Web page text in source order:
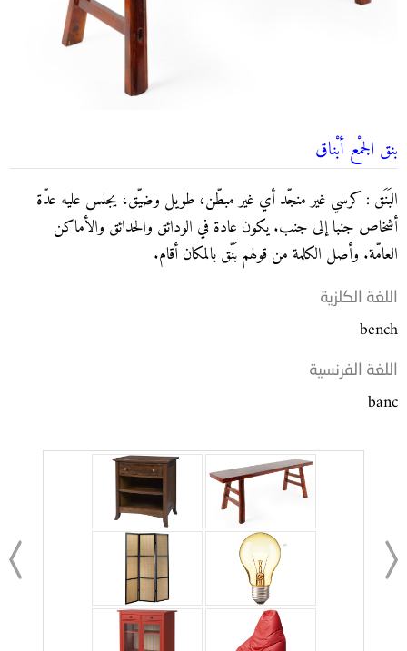
بنق الجمْع أبْناق
البَنَق : كرسي غير منجّد أي غير مبطّن، طويل وضيّق، يجلس عليه عدّة
أشخاص جنبا إلى جنب. يكون عادة في الودائق والحدائق والأماكن
العامّة. وأصل الكلمة من قولهم بَنّق بالمكان أقام.
اللغة الكلزية
bench
اللغة الفرنسية
banc